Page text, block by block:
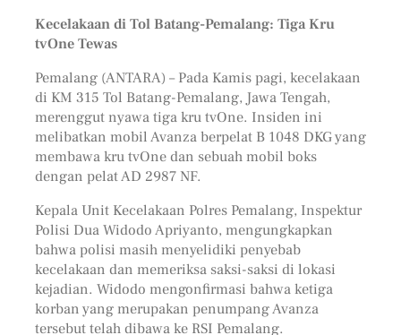
Kecelakaan di Tol Batang-Pemalang: Tiga Kru
tvOne Tewas
Pemalang (ANTARA) – Pada Kamis pagi, kecelakaan
di KM 315 Tol Batang-Pemalang, Jawa Tengah,
merenggut nyawa tiga kru tvOne. Insiden ini
melibatkan mobil Avanza berpelat B 1048 DKG yang
membawa kru tvOne dan sebuah mobil boks
dengan pelat AD 2987 NF.
Kepala Unit Kecelakaan Polres Pemalang, Inspektur
Polisi Dua Widodo Apriyanto, mengungkapkan
bahwa polisi masih menyelidiki penyebab
kecelakaan dan memeriksa saksi-saksi di lokasi
kejadian. Widodo mengonfirmasi bahwa ketiga
korban yang merupakan penumpang Avanza
tersebut telah dibawa ke RSI Pemalang.